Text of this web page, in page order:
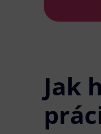
Jak